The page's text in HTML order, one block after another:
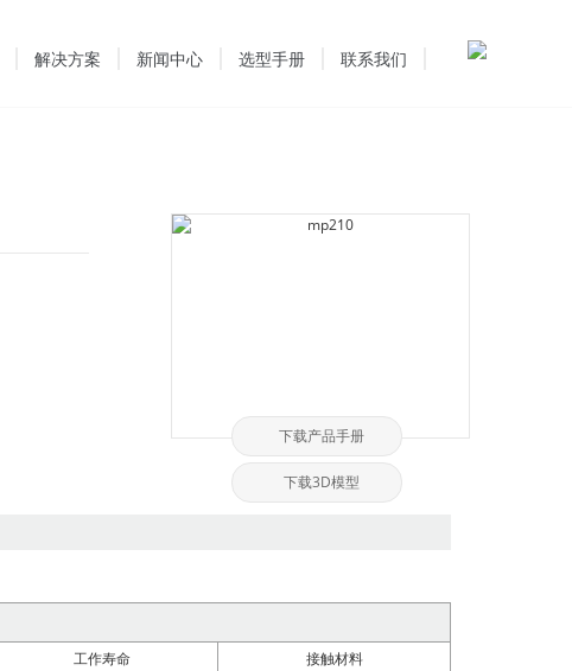
解决方案 新闻中心 选型手册 联系我们
下载产品手册
下载3D模型
工作寿命
接触材料